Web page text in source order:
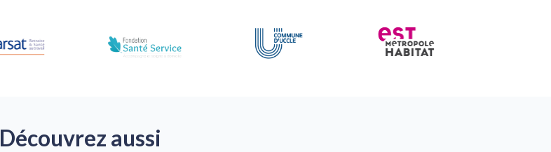
Découvrez aussi